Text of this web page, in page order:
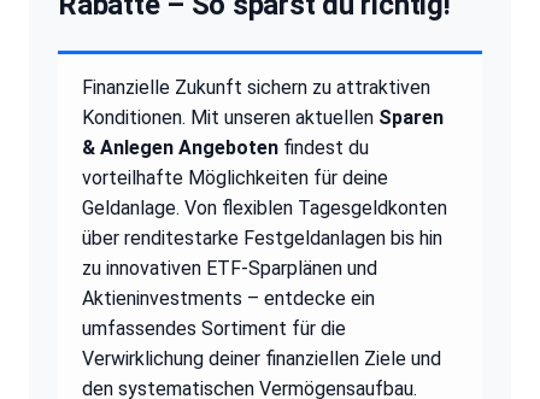
Finanzielle Zukunft sichern zu attraktiven
Konditionen. Mit unseren aktuellen Sparen
& Anlegen Angeboten findest du
vorteilhafte Möglichkeiten für deine
Geldanlage. Von flexiblen Tagesgeldkonten
über renditestarke Festgeldanlagen bis hin
zu innovativen ETF-Sparplänen und
Aktieninvestments – entdecke ein
umfassendes Sortiment für die
Verwirklichung deiner finanziellen Ziele und
den systematischen Vermögensaufbau.